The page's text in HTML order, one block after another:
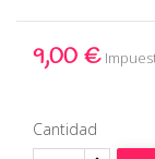
9,00 €
Cantidad